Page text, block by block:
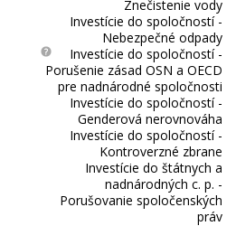
Znečistenie vody
Investície do spoločností -
Nebezpečné odpady
Investície do spoločností -
Porušenie zásad OSN a OECD
pre nadnárodné spoločnosti
Investície do spoločností -
Genderová nerovnováha
Investície do spoločností -
Kontroverzné zbrane
Investície do štátnych a
nadnárodných c. p. -
Porušovanie spoločenských
práv